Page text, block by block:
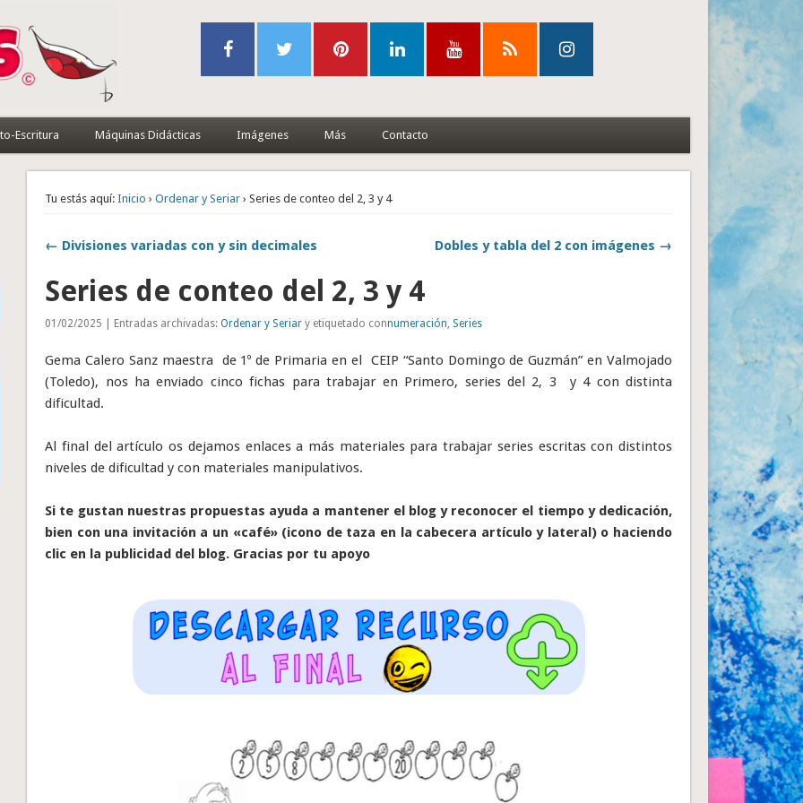
Escritura Máquinas Didácticas Imágenes Más Contacto
Tu estás aquí: Inicio ›Ordenar y Seriar › Series de conteo del 2, 3 y 4
← Divisiones variadas con y sin decimales Dobles y tabla del 2 con imágenes →
Series de conteo del 2, 3 y 4
01/02/2025 | Entradas archivadas:Ordenar y Seriar y etiquetado connumeración, Series
Gema Calero Sanz maestra de 1º de Primaria en el CEIP “Santo Domingo de Guzmán” en Valmojado
(Toledo), nos ha enviado cinco fichas para trabajar en Primero, series del 2, 3 y 4 con distinta
dificultad.
Al final del artículo os dejamos enlaces a más materiales para trabajar series escritas con distintos
niveles de dificultad y con materiales manipulativos.
Si te gustan nuestras propuestas ayuda a mantener el blog y reconocer el tiempo y dedicación,
bien con una invitación a un «café» (icono de taza en la cabecera artículo y lateral) o haciendo
clic en la publicidad del blog. Gracias por tu apoyo